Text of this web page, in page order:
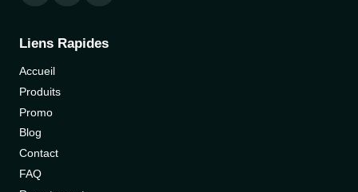
Liens Rapides
Accueil
Produits
Promo
Blog
Contact
FAQ